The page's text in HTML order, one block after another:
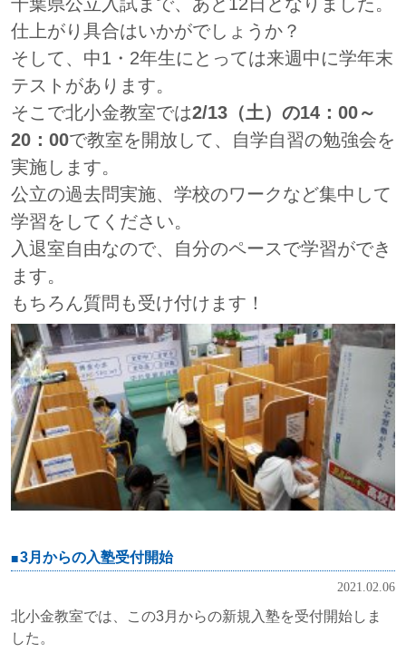
仕上がり具合はいかがでしょうか？
そして、中1・2年生にとっては来週中に学年末
テストがあります。
そこで北小金教室では2/13（土）の14：00～
20：00で教室を開放して、自学自習の勉強会を
実施します。
公立の過去問実施、学校のワークなど集中して
学習をしてください。
入退室自由なので、自分のペースで学習ができ
ます。
もちろん質問も受け付けます！
3月からの入塾受付開始
2021.02.06
北小金教室では、この3月からの新規入塾を受付開始しま
した。